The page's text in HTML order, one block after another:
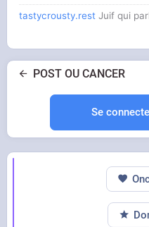
tastycrousty.rest Juif qui
POST OU CANCER
Se